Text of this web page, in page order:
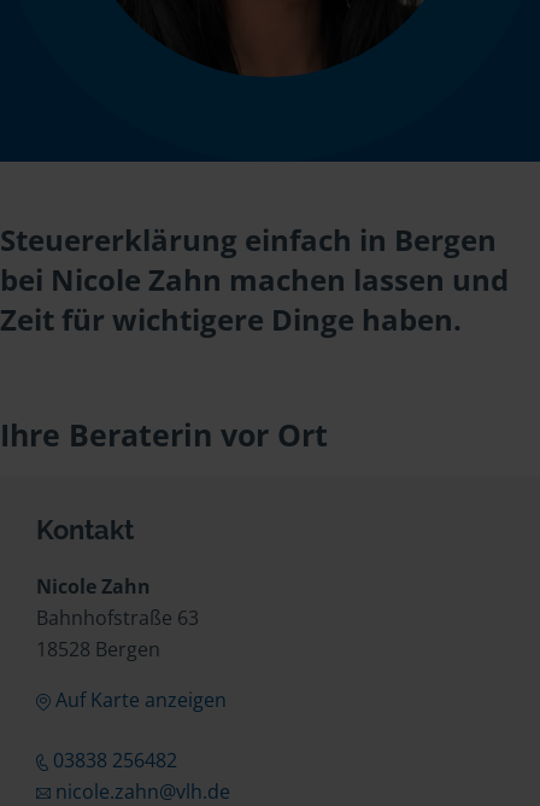
Steuererklärung einfach in Bergen
bei Nicole Zahn machen lassen und
Zeit für wichtigere Dinge haben.
Ihre Beraterin vor Ort
Kontakt
Nicole Zahn
Bahnhofstraße 63
18528 Bergen
Auf Karte anzeigen
03838 256482
nicole.zahn@vlh.de